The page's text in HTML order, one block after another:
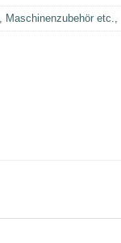
Maschinenzubehör etc.